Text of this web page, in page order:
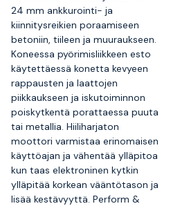
24 mm ankkurointi- ja
kiinnitysreikien poraamiseen
betoniin, tiileen ja muuraukseen.
Koneessa pyörimisliikkeen esto
käytettäessä konetta kevyeen
rappausten ja laattojen
piikkaukseen ja iskutoiminnon
poiskytkentä porattaessa puuta
tai metallia. Hiiliharjaton
moottori varmistaa erinomaisen
käyttöajan ja vähentää ylläpitoa
kun taas elektroninen kytkin
ylläpitää korkean vääntötason ja
lisää kestävyyttä. Perform &